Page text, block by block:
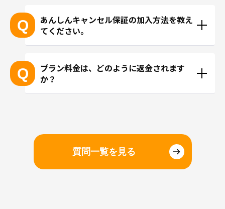
加入していただくだけで、コロナの感染状況や急な
お仕事はもちろん、「やっぱり気が変わった」な
ど、どのような理由であってもプラン料金が100%返
金されます。
Q
あんしんキャンセル保証の加入方法を教え
てください。
だき、お支払い方法の確認画面にて「あんしんキャ
ンセル保証」へ加入のチェックを入れることでご加
入可能です。
Q
プラン料金は、どのように返金されます
か？
~15営業日以内にご返金させていただきます。
質問一覧を見る